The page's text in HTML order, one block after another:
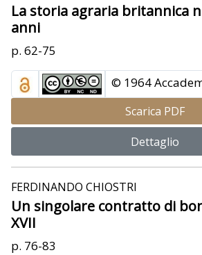
La storia agraria britannica
anni
p. 62-75
© 1964
Scarica PDF
Dettaglio
FERDINANDO CHIOSTRI
Un singolare contratto di
XVII
p. 76-83